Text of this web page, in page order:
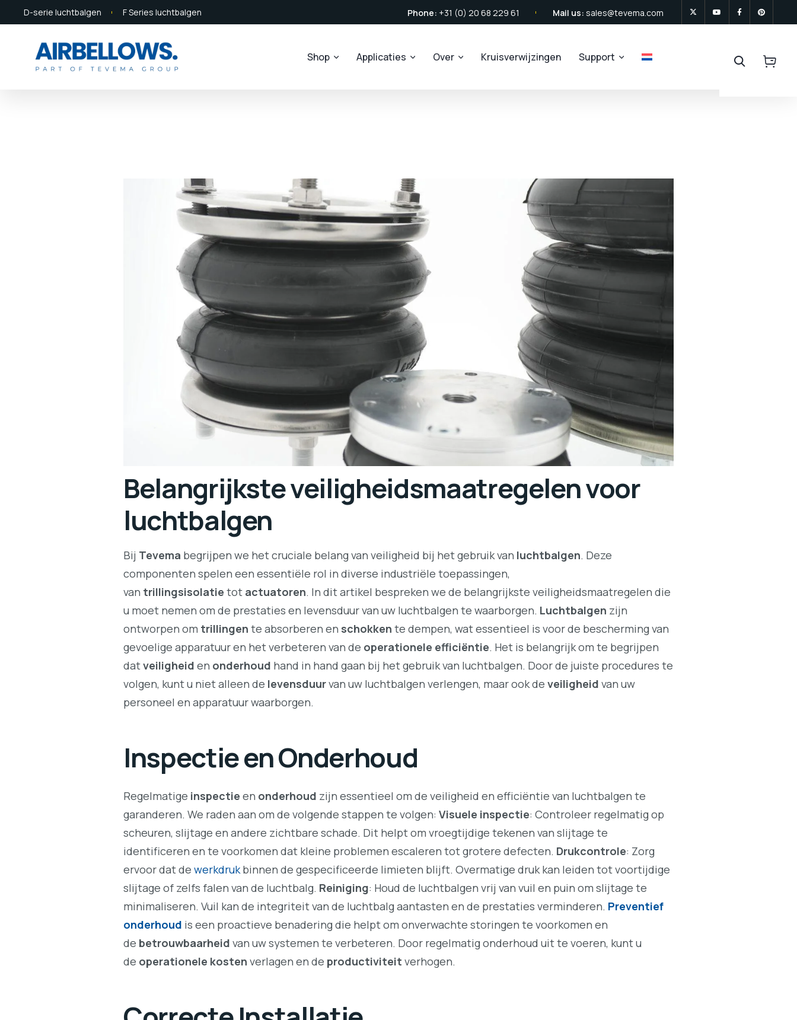
D-serie luchtbalgen F Series luchtbalgen Phone: +31 (0) 20 68 229 61 Mail us: sales@tevema.com
Shop Applicaties Over Kruisverwijzingen Support
Belangrijkste veiligheidsmaatregelen voor
luchtbalgen
Bij Tevema begrijpen we het cruciale belang van veiligheid bij het gebruik van luchtbalgen. Deze
componenten spelen een essentiële rol in diverse industriële toepassingen,
van trillingsisolatie tot actuatoren. In dit artikel bespreken we de belangrijkste veiligheidsmaatregelen die
u moet nemen om de prestaties en levensduur van uw luchtbalgen te waarborgen. Luchtbalgen zijn
ontworpen om trillingen te absorberen en schokken te dempen, wat essentieel is voor de bescherming van
gevoelige apparatuur en het verbeteren van de operationele efficiëntie. Het is belangrijk om te begrijpen
datveiligheid en onderhoud hand in hand gaan bij het gebruik van luchtbalgen. Door de juiste procedures te
volgen, kunt u niet alleen de levensduurvan uw luchtbalgen verlengen, maar ook de veiligheid van uw
personeel en apparatuur waarborgen.
Inspectie en Onderhoud
Regelmatige inspectie en onderhoud zijn essentieel om de veiligheid en efficiëntie van luchtbalgen te
garanderen. We raden aan om de volgende stappen te volgen: Visuele inspectie: Controleer regelmatig op
scheuren, slijtage en andere zichtbare schade. Dit helpt om vroegtijdige tekenen van slijtage te
identificeren en te voorkomen dat kleine problemen escaleren tot grotere defecten. Drukcontrole: Zorg
ervoor dat de werkdrukbinnen de gespecificeerde limieten blijft. Overmatige druk kan leiden tot voortijdige
slijtage of zelfs falen van de luchtbalg. Reiniging: Houd de luchtbalgen vrij van vuil en puin om slijtage te
minimaliseren. Vuil kan de integriteit van de luchtbalg aantasten en de prestaties verminderen. Preventief
onderhoud is een proactieve benadering die helpt om onverwachte storingen te voorkomen en
de betrouwbaarheid van uw systemen te verbeteren. Door regelmatig onderhoud uit te voeren, kunt u
de operationele kosten verlagen en de productiviteit verhogen.